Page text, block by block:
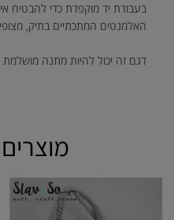
בעבודת יד מוקפדת כדי להבטיח
האלמנטים המתכתיים בתיק,
דגם זה יכול להיות מתנה מושלמת